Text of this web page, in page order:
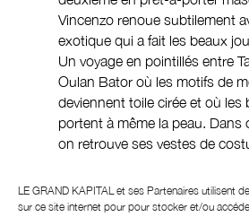
LE GRAND KAPITAL et ses Partenaires utilisent
sur ce site internet pour pour stocker et/ou
Vincenzo renoue subtilement
exotique qui a fait les beaux
Un voyage en pointillés entre
Oulan Bator où les motifs de
deviennent toile cirée et où les
portent à même la peau. Dans
on retrouve ses vestes de
et un superbe coucher de
enintarsia. En contrepoint de